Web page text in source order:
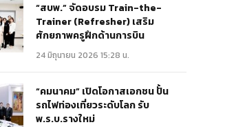
“สบพ.” จัดอบรม Train-the-
Trainer (Refresher) เสริม
ศักยภาพครูฝึกด้านการบิน
24 มิถุนายน 2026 15:28 น.
“คมนาคม” เปิดโอกาสเอกชน ปั้น
รถไฟท่องเที่ยวระดับโลก รับ
พ.ร.บ.รางใหม่